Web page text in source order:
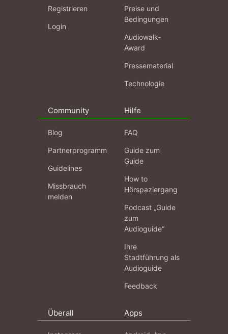
Registrieren
Login
Preise und
Bedingungen
Audiowalk-
Award
Pressematerial
Technologie
Community
Blog
Partnerprogramm
Guidelines
Missbrauch
melden
Hilfe
FAQ
Guide zum
Guide
How to
Hörspaziergang
Podcast „Guide
zum
Audioguide“
Ihre
Stadtführung als
Audioguide
Feedback
Überall Apps